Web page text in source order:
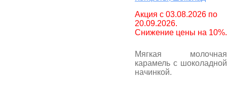
Aкция с 03.08.2026 по
20.09.2026.
Снижение цены на 10%.
Мягкая молочная
карамель с шоколадной
начинкой.